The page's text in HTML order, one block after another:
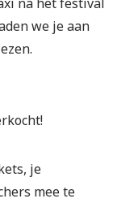
we je aan
je
mee te